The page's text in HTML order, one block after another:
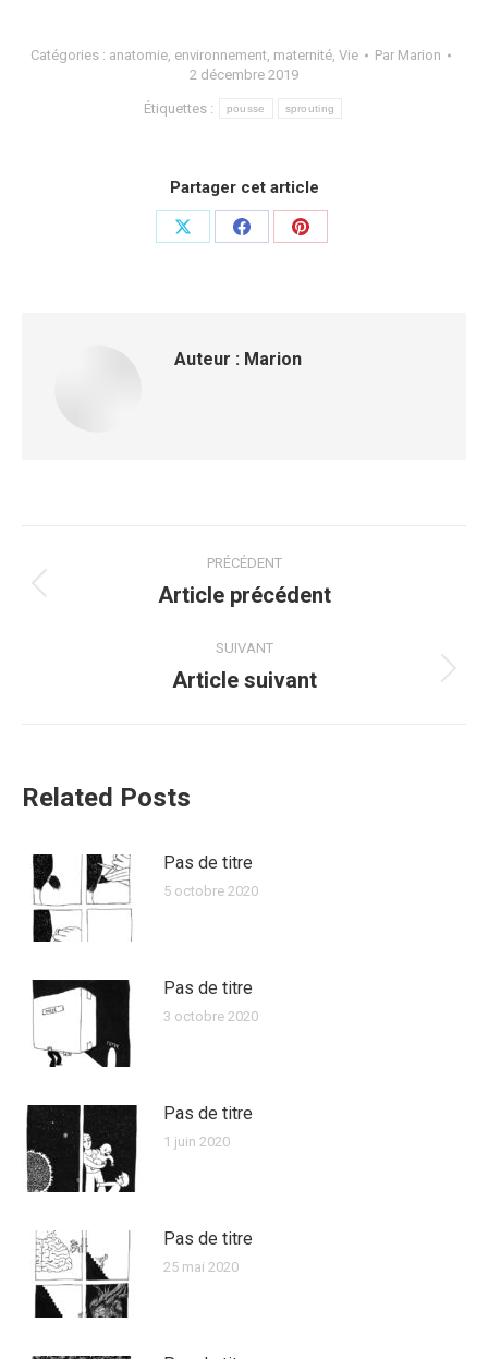
Catégories : anatomie, environnement, maternité, Vie Par Marion
2 décembre 2019
Étiquettes : pousse sprouting
Partager cet article
Auteur : Marion
PRÉCÉDENT
Article précédent
SUIVANT
Article suivant
Related Posts
Pas de titre
5 octobre 2020
Pas de titre
3 octobre 2020
Pas de titre
1 juin 2020
Pas de titre
25 mai 2020